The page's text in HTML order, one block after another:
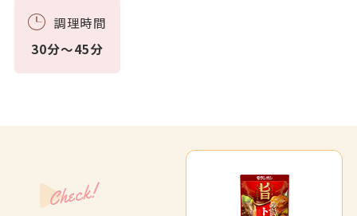
調理時間
30分～45分
Check!